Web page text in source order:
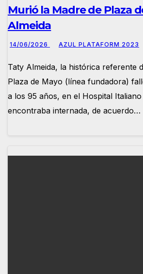
Murió la Madre de Plaza
Almeida
14/06/2026 AZUL PLATAFORM 2023
Taty Almeida, la histórica referente
Plaza de Mayo (línea fundadora)
a los 95 años, en el Hospital Italiano
encontraba internada, de acuerdo…